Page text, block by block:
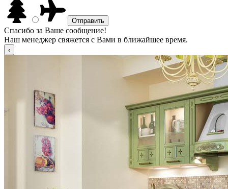
Спасибо за Ваше сообщение!
Наш менеджер свяжется с Вами в ближайшее время.